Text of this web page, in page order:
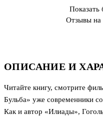
ОПИСАНИЕ И
Читайте книгу, смотрите
Бульба» уже современники
Как и автор «Илиады»,
Показать
Отзывы на